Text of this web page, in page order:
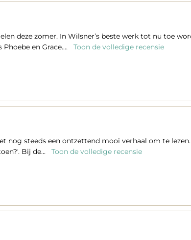
deze zomer. In Wilsner’s beste werk tot nu toe
en Grace....
Toon de volledige recensie
nog steeds een ontzettend mooi verhaal om te
Bij de...
Toon de volledige recensie